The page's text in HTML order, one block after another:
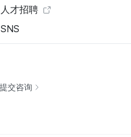
人才招聘
SNS
提交咨询